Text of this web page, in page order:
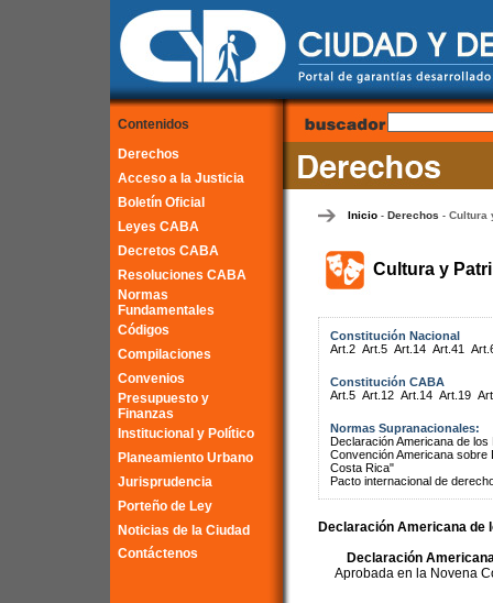
Contenidos
Derechos
Acceso a la Justicia
Boletín Oficial
Leyes CABA
Decretos CABA
Resoluciones CABA
Normas
Fundamentales
Códigos
Compilaciones
Convenios
Presupuesto y
Finanzas
Institucional y Político
Planeamiento Urbano
Jurisprudencia
Porteño de Ley
Noticias de la Ciudad
Contáctenos
Inicio- Derechos - Cultura
Cultura y
Constitución Nacional
Art.2 Art.5 Art.14 Art.41
Constitución CABA
Art.5 Art.12 Art.14 Art.19
Normas Supranacionales:
Declaración Americana de
Convención Americana
Costa Rica"
Pacto internacional de
Declaración Americana de
Declaración
Aprobada en la Novena